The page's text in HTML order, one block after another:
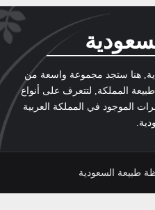
هنا ستجد مجموعة واسعة من
المملكة, لتتعرف على أنواع
الموجود في المملكة العربية
طبيعة السعودية